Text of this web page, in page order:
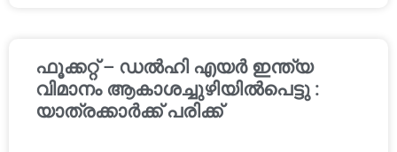
ഫൂക്കറ്റ് – ഡൽഹി എയര്‍ ഇന്ത്യ
വിമാനം ആകാശച്ചുഴിയില്‍പെട്ടു :
യാത്രക്കാര്‍ക്ക് പരിക്ക്